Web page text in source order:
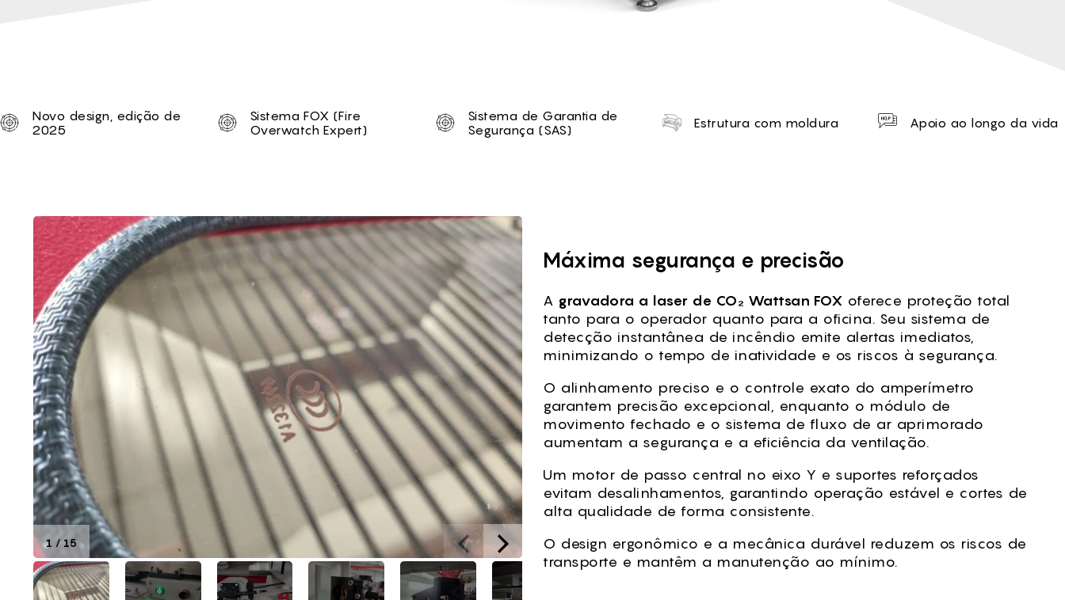
Unique selling proposition
Novo design, edição de
2025
Sistema FOX (Fire
Overwatch Expert)
Sistema de Garantia de
Segurança (SAS)
Estrutura com moldura Apoio ao longo da vida
Brief of 1290 Duos ST
1 / 15
Máxima segurança e precisão
A gravadora a laser de CO₂ Wattsan FOX oferece proteção total
tanto para o operador quanto para a oficina. Seu sistema de
detecção instantânea de incêndio emite alertas imediatos,
minimizando o tempo de inatividade e os riscos à segurança.
O alinhamento preciso e o controle exato do amperímetro
garantem precisão excepcional, enquanto o módulo de
movimento fechado e o sistema de fluxo de ar aprimorado
aumentam a segurança e a eficiência da ventilação.
Um motor de passo central no eixo Y e suportes reforçados
evitam desalinhamentos, garantindo operação estável e cortes de
alta qualidade de forma consistente.
O design ergonômico e a mecânica durável reduzem os riscos de
transporte e mantêm a manutenção ao mínimo.